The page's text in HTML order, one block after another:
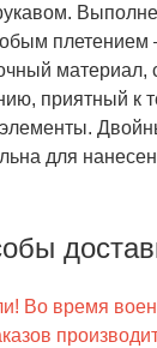
плетением
материал,
приятный к
для
Во время